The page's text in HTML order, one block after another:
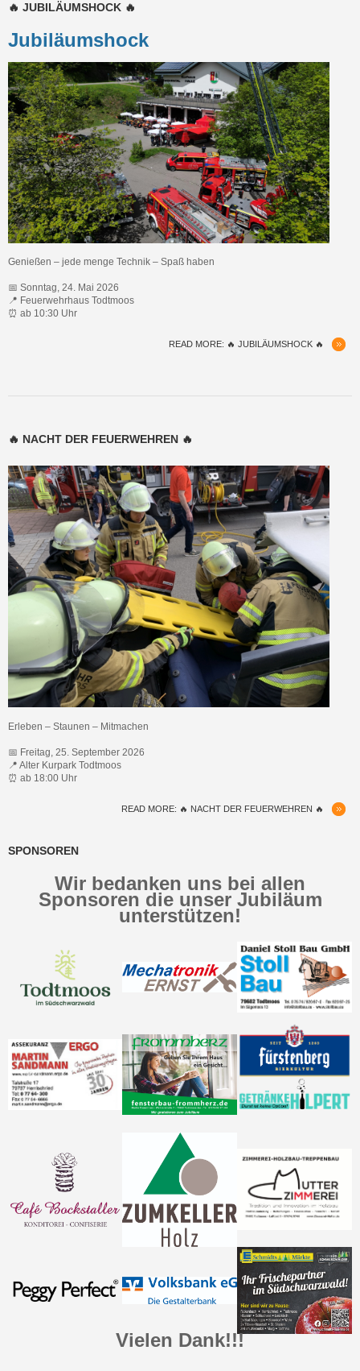
🔥 JUBILÄUMSHOCK 🔥
Jubiläumshock
Genießen – jede menge Technik – Spaß haben
📅 Sonntag, 24. Mai 2026
📍 Feuerwehrhaus Todtmoos
⏰ ab 10:30 Uhr
READ MORE: 🔥 JUBILÄUMSHOCK 🔥
🔥 NACHT DER FEUERWEHREN 🔥
Erleben – Staunen – Mitmachen
📅 Freitag, 25. September 2026
📍 Alter Kurpark Todtmoos
⏰ ab 18:00 Uhr
READ MORE: 🔥 NACHT DER FEUERWEHREN 🔥
SPONSOREN
Wir bedanken uns bei allen
Sponsoren die unser Jubiläum
unterstützen!
Vielen Dank!!!